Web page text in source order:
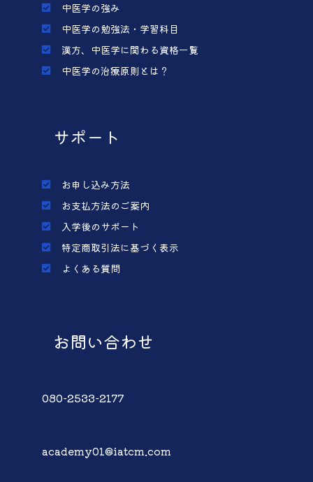
中医学の強み
中医学の勉強法・学習科目
漢方、中医学に関わる資格一覧
中医学の治療原則とは？
サポート
お申し込み方法
お支払方法のご案内
入学後のサポート
特定商取引法に基づく表示
よくある質問
お問い合わせ
080-2533-2177
academy01@iatcm.com